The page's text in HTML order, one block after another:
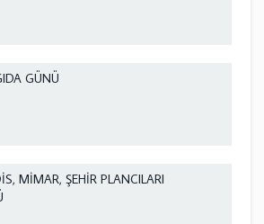
GÜNÜ
MİMAR, ŞEHİR PLANCILARI